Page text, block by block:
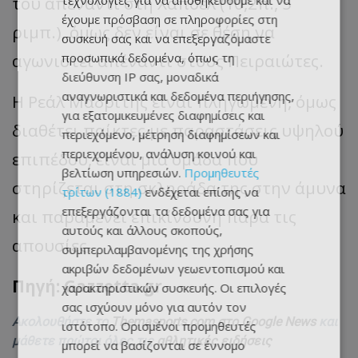
ριμπ.), όμως δεν είναι σε θέση να
αγωνιστεί απέναντι στους Πειραιώτες.
Η Ρεάλ Μαδρίτης είναι πληγωμένη, όμως
διαθέτει παίκτες με παραστάσεις υψηλού
επιπέδου, είναι μια ομάδα που
στηρίζεται στη σκληράδα της στην άμυνα
και παραμένει επικίνδυνη παρά τις
απουσίες.
Πηγή: Gazzetta.gr
Ακολουθήστε τοThemasports.com στο Google News
μάθετε πρώτοι όλες τιςαθλητικές ειδήσεις
έχουμε πρόσβαση σε πληροφορίες στη
συσκευή σας και να επεξεργαζόμαστε
προσωπικά δεδομένα, όπως τη
διεύθυνση IP σας, μοναδικά
αναγνωριστικά και δεδομένα περιήγησης,
για εξατομικευμένες διαφημίσεις και
περιεχόμενο, μέτρηση διαφημίσεων και
περιεχομένου, ανάλυση κοινού και
βελτίωση υπηρεσιών.Προμηθευτές
τρίτων (1884)ενδέχεται επίσης να
επεξεργάζονται τα δεδομένα σας για
αυτούς και άλλους σκοπούς,
συμπεριλαμβανομένης της χρήσης
ακριβών δεδομένων γεωεντοπισμού και
χαρακτηριστικών συσκευής. Οι επιλογές
σας ισχύουν μόνο για αυτόν τον
ιστότοπο. Ορισμένοι προμηθευτές
μπορεί να βασίζονται σε έννομο